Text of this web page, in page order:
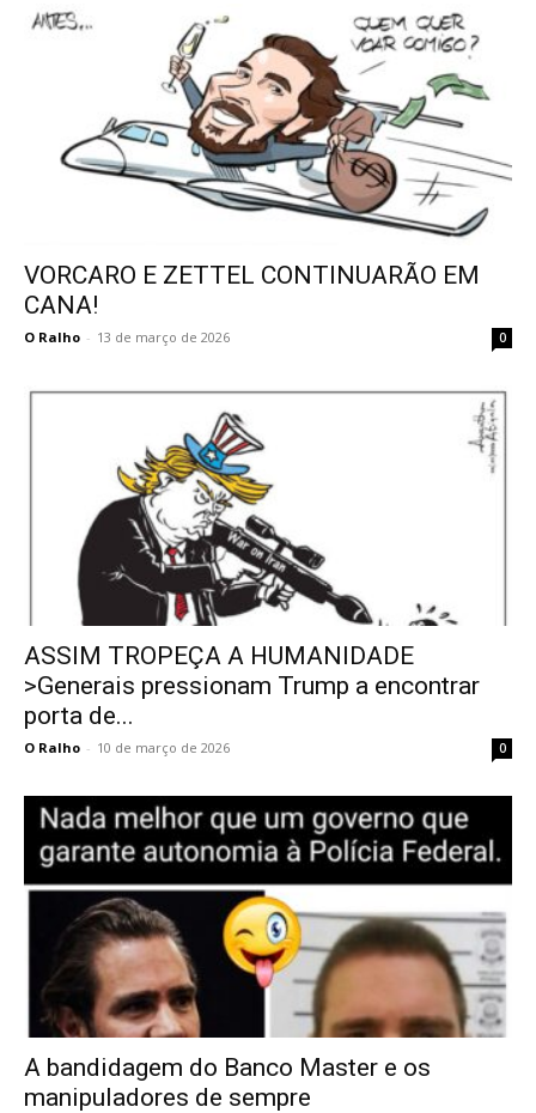
VORCARO E ZETTEL CONTINUARÃO EM
CANA!
O Ralho - 13 de março de 2026 0
ASSIM TROPEÇA A HUMANIDADE
>Generais pressionam Trump a encontrar
porta de...
O Ralho - 10 de março de 2026 0
A bandidagem do Banco Master e os
manipuladores de sempre